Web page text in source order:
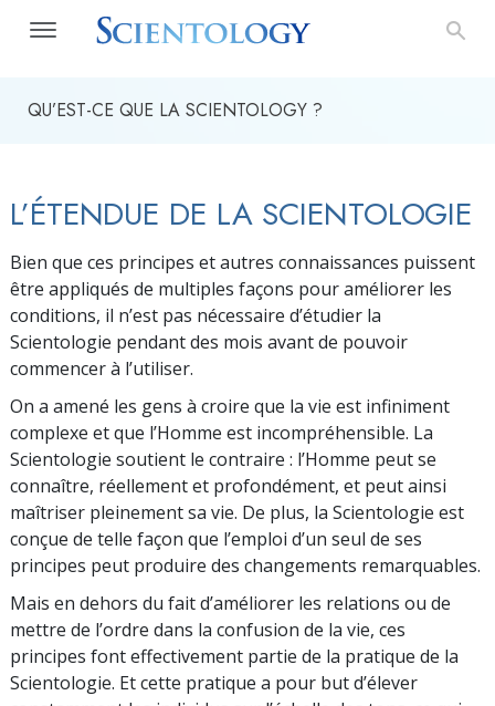
QU’EST-CE QUE LA SCIENTOLOGY ?
L’ÉTENDUE DE LA SCIENTOLOGIE
Bien que ces principes et autres connaissances puissent
être appliqués de multiples façons pour améliorer les
conditions, il n’est pas nécessaire d’étudier la
Scientologie pendant des mois avant de pouvoir
commencer à l’utiliser.
On a amené les gens à croire que la vie est infiniment
complexe et que l’Homme est incompréhensible. La
Scientologie soutient le contraire : l’Homme peut se
connaître, réellement et profondément, et peut ainsi
maîtriser pleinement sa vie. De plus, la Scientologie est
conçue de telle façon que l’emploi d’un seul de ses
principes peut produire des changements remarquables.
Mais en dehors du fait d’améliorer les relations ou de
mettre de l’ordre dans la confusion de la vie, ces
principes font effectivement partie de la pratique de la
Scientologie. Et cette pratique a pour but d’élever